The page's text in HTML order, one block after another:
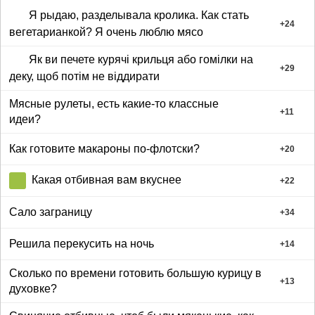
Я рыдаю, разделывала кролика. Как стать
вегетарианкой? Я очень люблю мясо
+24
Як ви печете курячі крильця або гомілки на
деку, щоб потім не віддирати
+29
Мясные рулеты, есть какие-то классные
идеи?
+11
Как готовите макароны по-флотски? +20
Какая отбивная вам вкуснее +22
Сало заграницу +34
Решила перекусить на ночь +14
Сколько по времени готовить большую курицу в
духовке?
+13